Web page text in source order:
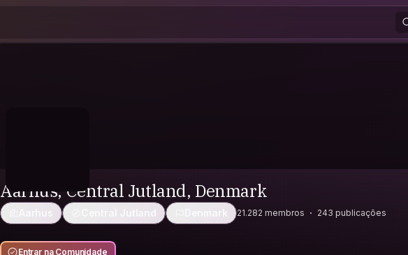
Aarhus, Central Jutland, Denmark
Aarhus Central Jutland Denmark 21.282 membros 243 publicações
Entrar na Comunidade